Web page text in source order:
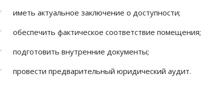
иметь актуальное заключение о доступности;
обеспечить фактическое соответствие помещения;
подготовить внутренние документы;
провести предварительный юридический аудит.